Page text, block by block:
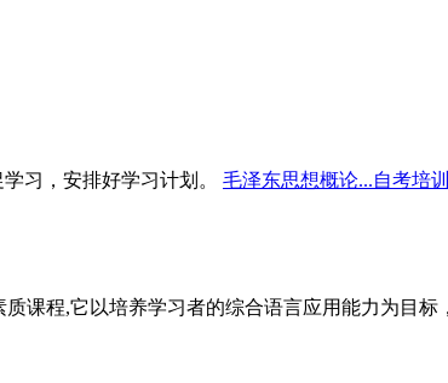
习，安排好学习计划。 毛泽东思想概论...自考培训
课程,它以培养学习者的综合语言应用能力为目